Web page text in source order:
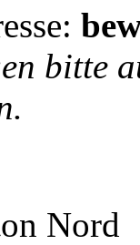
bitte
Nord